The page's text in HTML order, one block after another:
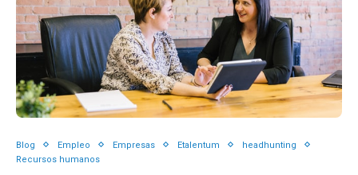
Blog Empleo Empresas Etalentum
headhunting
Recursos humanos